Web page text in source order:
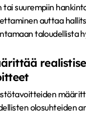
suurempiin
auttaa
taloudellista
olosuhteiden